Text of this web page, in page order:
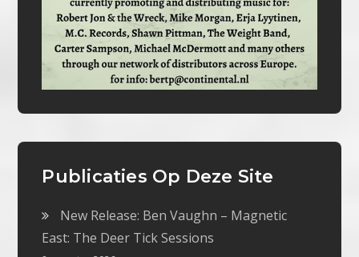
Publicaties Op Deze Site
New Release: Ben Vaughn – Magnetic
East: The Deer Tick Sessions